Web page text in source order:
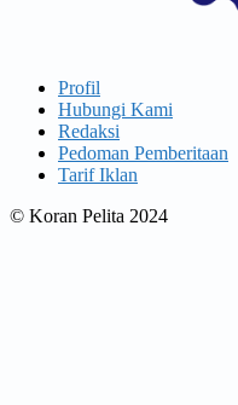
Profil
Hubungi Kami
Redaksi
Pedoman Pemberitaan
Tarif Iklan
© Koran Pelita 2024